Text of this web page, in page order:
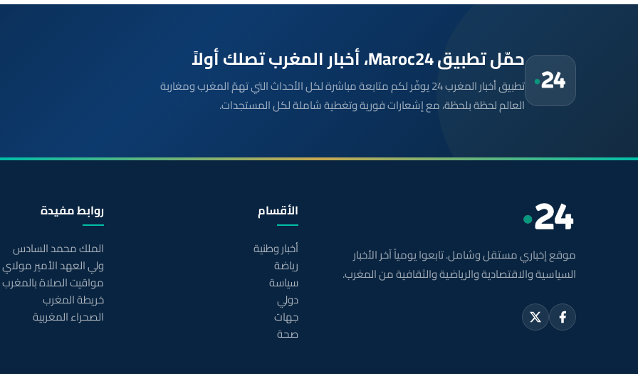
حمّل تطبيق Maroc24، أخبار المغرب تصلك أولاً
تطبيق أخبار المغرب 24 يوفّر لكم متابعة مباشرة لكل الأحداث التي تهمّ المغرب ومغاربة
العالم لحظة بلحظة، مع إشعارات فورية وتغطية شاملة لكل المستجدات.
موقع إخباري مستقل وشامل. تابعوا يومياً آخر الأخبار
السياسية والاقتصادية والرياضية والثقافية من المغرب.
الأقسام
أخبار وطنية
رياضة
سياسة
دولي
جهات
صحة
روابط مفيدة
الملك محمد السادس
ولي العهد الأمير
مواقيت الصلاة بالمغرب
خريطة المغرب
الصحراء المغربية